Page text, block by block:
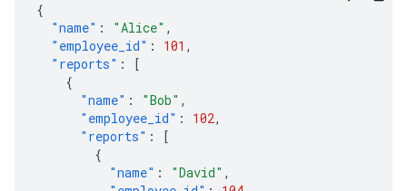
{
"name" : "Alice" ,
"employee_id" : 101 ,
"reports" :
[
{
"name" : "Bob" ,
"employee_id" : 102,
"reports" :
[
{
"name" : "David" ,